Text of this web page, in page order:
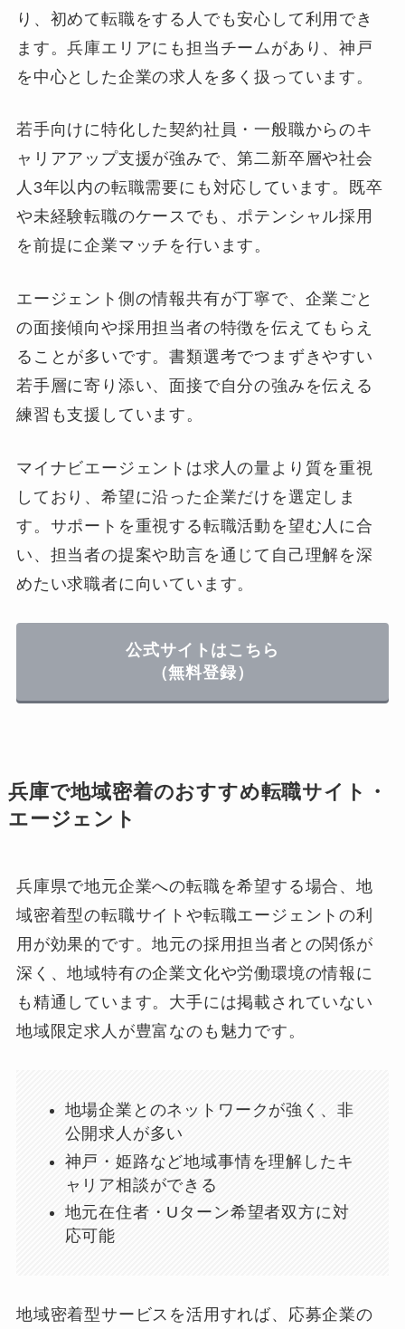
り、初めて転職をする人でも安心して利用でき
ます。兵庫エリアにも担当チームがあり、神戸
を中心とした企業の求人を多く扱っています。
若手向けに特化した契約社員・一般職からのキ
ャリアアップ支援が強みで、第二新卒層や社会
人3年以内の転職需要にも対応しています。既卒
や未経験転職のケースでも、ポテンシャル採用
を前提に企業マッチを行います。
エージェント側の情報共有が丁寧で、企業ごと
の面接傾向や採用担当者の特徴を伝えてもらえ
ることが多いです。書類選考でつまずきやすい
若手層に寄り添い、面接で自分の強みを伝える
練習も支援しています。
マイナビエージェントは求人の量より質を重視
しており、希望に沿った企業だけを選定しま
す。サポートを重視する転職活動を望む人に合
い、担当者の提案や助言を通じて自己理解を深
めたい求職者に向いています。
公式サイトはこちら
（無料登録）
兵庫で地域密着のおすすめ転職サイト・
エージェント
兵庫県で地元企業への転職を希望する場合、地
域密着型の転職サイトや転職エージェントの利
用が効果的です。地元の採用担当者との関係が
深く、地域特有の企業文化や労働環境の情報に
も精通しています。大手には掲載されていない
地域限定求人が豊富なのも魅力です。
地場企業とのネットワークが強く、非
公開求人が多い
神戸・姫路など地域事情を理解したキ
ャリア相談ができる
地元在住者・Uターン希望者双方に対
応可能
地域密着型サービスを活用すれば、応募企業の